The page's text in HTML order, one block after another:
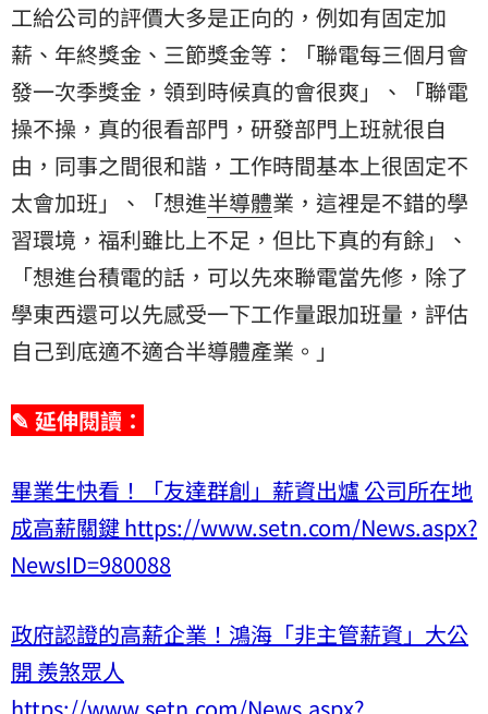
工給公司的評價大多是正向的，例如有固定加
薪、年終獎金、三節獎金等：「聯電每三個月會
發一次季獎金，領到時候真的會很爽」、「聯電
操不操，真的很看部門，研發部門上班就很自
由，同事之間很和諧，工作時間基本上很固定不
太會加班」、「想進半導體業，這裡是不錯的學
習環境，福利雖比上不足，但比下真的有餘」、
「想進台積電的話，可以先來聯電當先修，除了
學東西還可以先感受一下工作量跟加班量，評估
自己到底適不適合半導體產業。」
✎ 延伸閱讀：
畢業生快看！「友達群創」薪資出爐 公司所在地
成高薪關鍵 https://www.setn.com/News.aspx?
NewsID=980088
政府認證的高薪企業！鴻海「非主管薪資」大公
開 羨煞眾人